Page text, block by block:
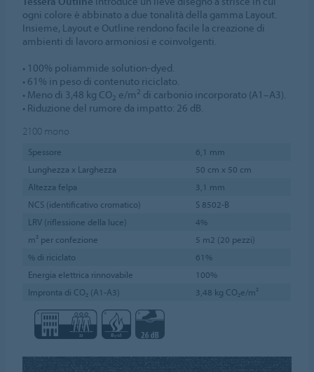
ogni colore è abbinato a due tonalità della gamma Layout.
Insieme, Layout e Outline rendono facile la creazione di
ambienti di lavoro armoniosi e coinvolgenti.
• 100% poliammide solution-dyed.
• 61% in peso di contenuto riciclato.
• Meno di 3,48 kg CO2 e/m 2 di carbonio incorporato (A1–A3).
• Riduzione del rumore da impatto: 26 dB.
2100 mono
Spessore
6,1 mm
Lunghezza x Larghezza
50 cm x 50 cm
Altezza felpa
3,1 mm
NCS (identificativo cromatico)
S 8502-B
LRV (riflessione della luce)
4%
m² per confezione
5 m2 (20 pezzi)
% di riciclato
61%
Energia elettrica rinnovabile
100%
Impronta di CO₂ (A1-A3)
3,48 kg CO₂e/m²